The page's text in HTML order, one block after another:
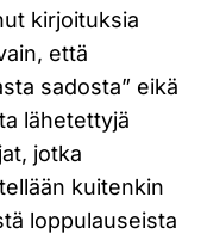
kirjoituksia
että
sadosta” eikä
lähetettyjä
jotka
kuitenkin
loppulauseista